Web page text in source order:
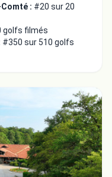
: #20 sur 20
golfs filmés
#350 sur 510 golfs